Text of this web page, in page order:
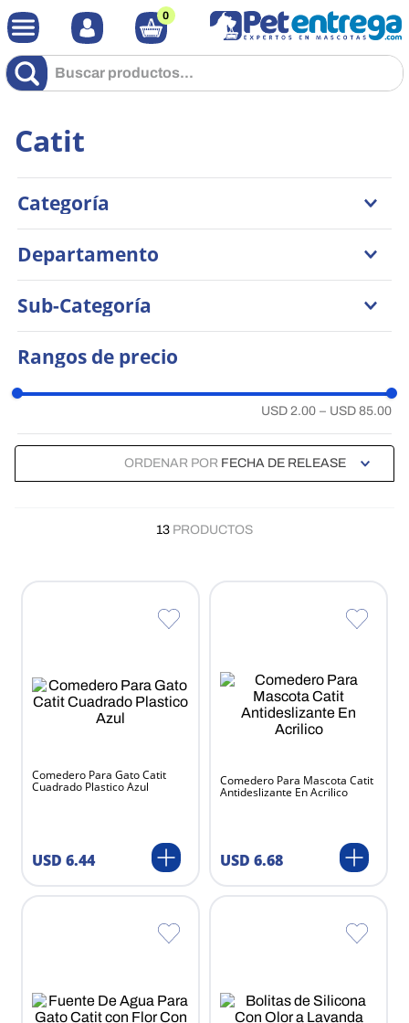
0
Buscar productos...
ORDENAR POR FECHA DE RELEASE
Categoría
Higiene y Estética
Juguetes
Departamento
Perros
Sub-Categoría
Arenas y Areneras
Rangos de precio
USD 2.00 – USD 85.00
Catit
13 PRODUCTOS
Comedero Para Gato Catit
Cuadrado Plastico Azul
USD 6.44
Comedero Para Mascota Catit
Antideslizante En Acrilico
USD 6.68